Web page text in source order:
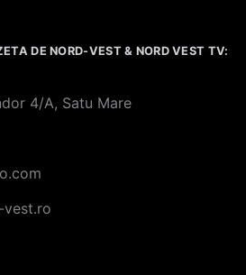
DE NORD-VEST & NORD VEST TV:
4/A, Satu Mare